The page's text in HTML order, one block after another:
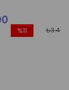
₺3.499,00